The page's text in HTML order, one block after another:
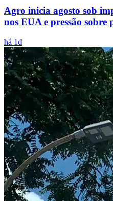
Agro inicia agosto sob
nos EUA e pressão sobre
há 1d